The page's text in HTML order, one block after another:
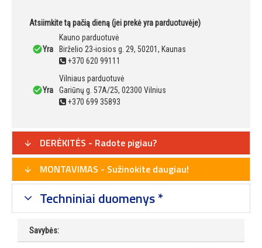
Atsiimkite tą pačią dieną (jei prekė yra parduotuvėje)
Yra
Kauno parduotuvė
Birželio 23-iosios g. 29, 50201, Kaunas
+370 620 99111
Yra
Vilniaus parduotuvė
Gariūnų g. 57A/25, 02300 Vilnius
+370 699 35893
DERĖKITĖS - Radote pigiau?
MONTAVIMAS - Sužinokite daugiau!
Techniniai duomenys *
Savybės: